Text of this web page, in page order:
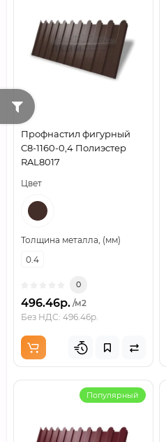
Профнастил фигурный
C8-1160-0,4 Полиэстер
RAL8017
Цвет
Толщина металла, (мм)
0.4
0
496.46р. /м2
Без НДС: 496.46р.
Популярный